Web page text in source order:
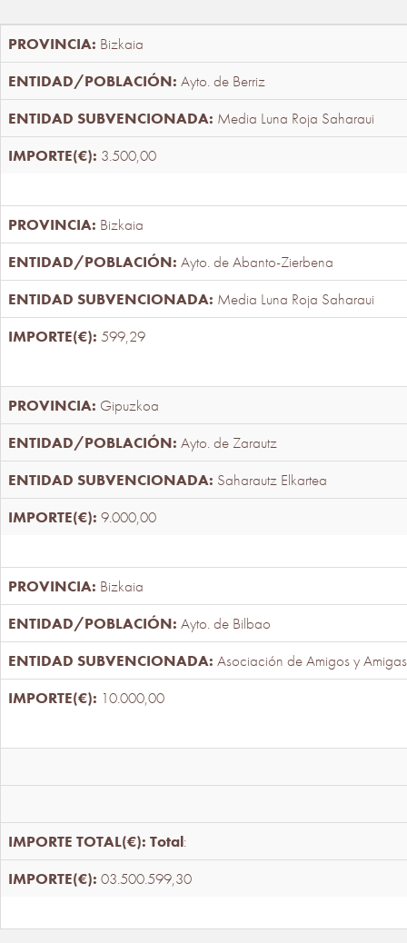
Bizkaia
Ayto. de Berriz
Media Luna Roja Saharaui
3.500,00
Bizkaia
Ayto. de Abanto-Zierbena
Media Luna Roja Saharaui
599,29
Gipuzkoa
Ayto. de Zarautz
Saharautz Elkartea
9.000,00
Bizkaia
Ayto. de Bilbao
Asociación de Amigos y
10.000,00
Total:
03.500.599,30